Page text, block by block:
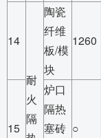
14
耐
火
隔
陶瓷
纤维
板/模
块
1260
15
炉口
隔热
塞砖 ○